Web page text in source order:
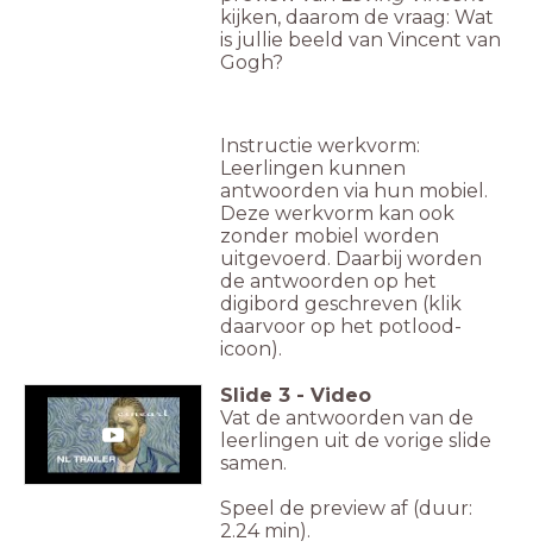
kijken, daarom de vraag: Wat
is jullie beeld van Vincent van
Gogh?
Instructie werkvorm:
Leerlingen kunnen
antwoorden via hun mobiel.
Deze werkvorm kan ook
zonder mobiel worden
uitgevoerd. Daarbij worden
de antwoorden op het
digibord geschreven (klik
daarvoor op het potlood-
icoon).
Slide 3 - Video
Vat de antwoorden van de
leerlingen uit de vorige slide
samen.
Speel de preview af (duur:
2.24 min).